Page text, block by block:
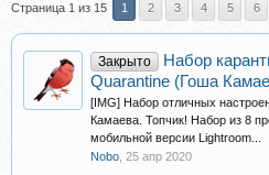
Страница 1 из 15 1 2 3 4 5 6
Закрыто
Набор
Quarantine (Гоша
[IMG] Набор отличных
Камаева. Топчик! Набор из 8
мобильной версии Lightroom...
Nobo 25 апр 2020